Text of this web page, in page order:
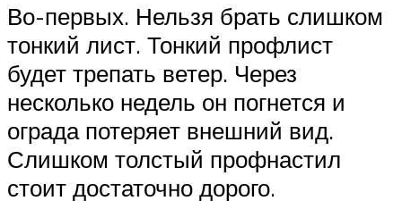
Во-первых. Нельзя брать слишком
тонкий лист. Тонкий профлист
будет трепать ветер. Через
несколько недель он погнется и
ограда потеряет внешний вид.
Слишком толстый профнастил
стоит достаточно дорого.